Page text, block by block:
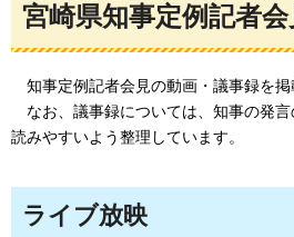
宮崎県知事定例記者
知事定例記者会見の動画・議事録を掲
なお、議事録については、知事の発
読みやすいよう整理しています。
ライブ放映